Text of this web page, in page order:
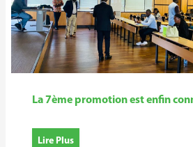
La 7ème promotion est enfin
Lire Plus